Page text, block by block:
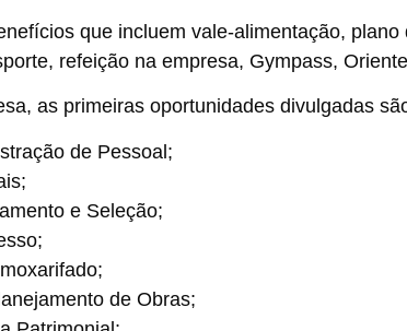
que incluem vale-alimentação,
refeição na empresa, Gympass,
as primeiras oportunidades divulgadas
de Pessoal;
e Seleção;
de Obras;